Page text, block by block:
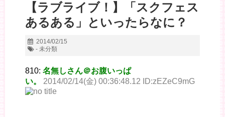
【ラブライブ！】「スクフェス
あるある」といったらなに？
2014/02/15
- 未分類
810: 名無しさん＠お腹いっぱ
い。
2014/02/14(金) 00:36:48.12 ID:zEZeC9mG